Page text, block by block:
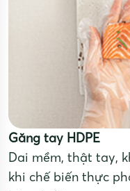
Găng tay HDPE
Dai mềm, thật tay,
khi chế biến thực